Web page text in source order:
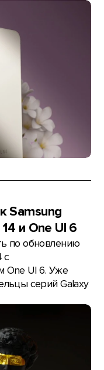
Samsung
и One UI 6
по обновлению
с
One UI 6. Уже
серий Galaxy